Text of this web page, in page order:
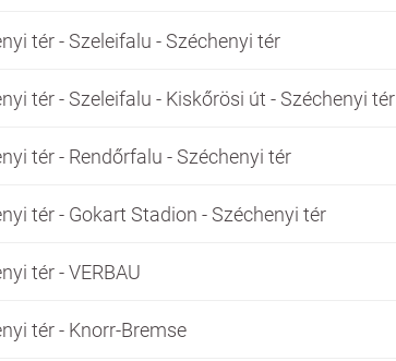
tér - Szeleifalu - Széchenyi tér
tér - Szeleifalu - Kiskőrösi út - Széchenyi tér
tér - Rendőrfalu - Széchenyi tér
tér - Gokart Stadion - Széchenyi tér
tér - VERBAU
tér - Knorr-Bremse